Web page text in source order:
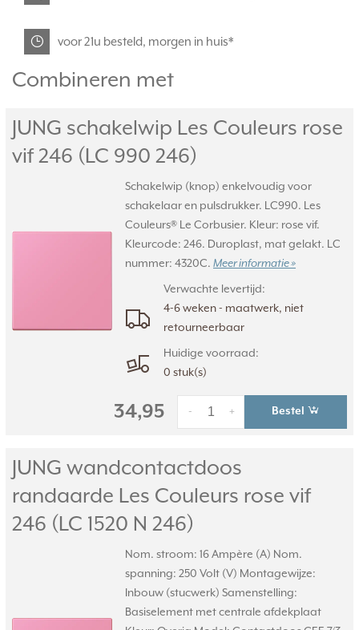
voor 21u besteld, morgen in huis*
Combineren met
JUNG schakelwip Les Couleurs rose
vif 246 (LC 990 246)
Schakelwip (knop) enkelvoudig voor
schakelaar en pulsdrukker. LC990. Les
Couleurs® Le Corbusier. Kleur: rose vif.
Kleurcode: 246. Duroplast, mat gelakt. LC
nummer: 4320C. Meer informatie »
Verwachte levertijd:
4-6 weken - maatwerk, niet
retourneerbaar
Huidige voorraad:
0 stuk(s)
34,95 +
- Bestel
JUNG wandcontactdoos
randaarde Les Couleurs rose vif
246 (LC 1520 N 246)
Nom. stroom: 16 Ampère (A) Nom.
spanning: 250 Volt (V) Montagewijze:
Inbouw (stucwerk) Samenstelling:
Basiselement met centrale afdekplaat